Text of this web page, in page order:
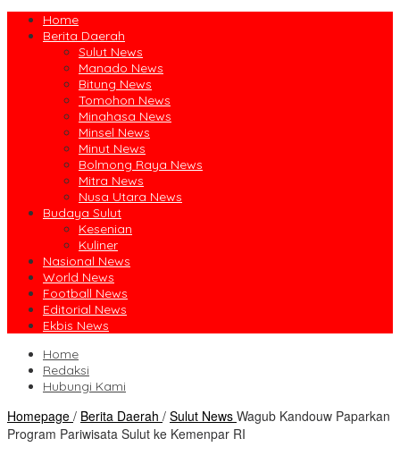
Home
Berita Daerah
Sulut News
Manado News
Bitung News
Tomohon News
Minahasa News
Minsel News
Minut News
Bolmong Raya News
Mitra News
Nusa Utara News
Budaya Sulut
Kesenian
Kuliner
Nasional News
World News
Football News
Editorial News
Ekbis News
Home
Redaksi
Hubungi Kami
Homepage / Berita Daerah / Sulut News Wagub Kandouw Paparkan
Program Pariwisata Sulut ke Kemenpar RI